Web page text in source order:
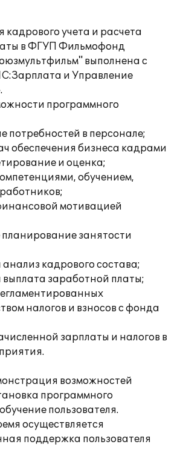
учета и расчета
в ФГУП Фильмофонд
выполнена с
и Управление
программного
потребностей в персонале;
обеспечения бизнеса кадрами
и оценка;
обучением,
мотивацией
занятости
анализ кадрового состава;
выплата заработной платы;
налогов и взносов с фонда
зарплаты и налогов в
возможностей
программного
пользователя.
осуществляется
поддержка пользователя